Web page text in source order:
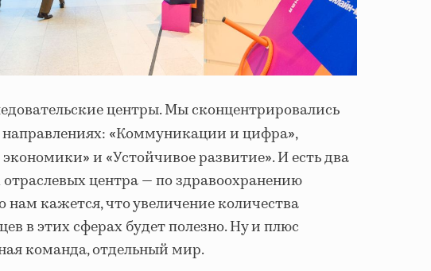
центры. Мы сконцентрировались
«Коммуникации и цифра»,
экономики» и «Устойчивое развитие». И есть два
центра — по здравоохранению
нам кажется, что увеличение количества
в этих сферах будет полезно. Ну и плюс
команда, отдельный мир.